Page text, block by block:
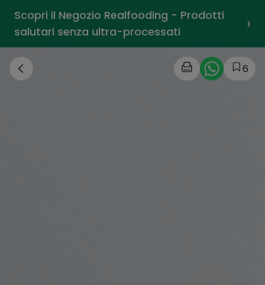
Scopri il Negozio Realfooding - Prodotti
salutari senza ultra-processati
›
6